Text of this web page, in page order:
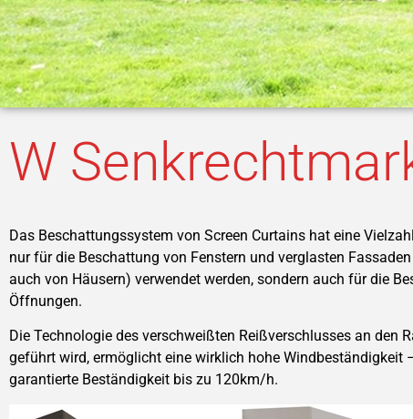
W
Das Beschattungssystem von Screen Curtains hat eine
nur für die Beschattung von Fenstern und verglasten
auch von Häusern) verwendet werden, sondern auch für die
Öffnungen.
Die Technologie des verschweißten Reißverschlusses an den
geführt wird, ermöglicht eine wirklich hohe Windbeständigkeit
garantierte Beständigkeit bis zu 120km/h.